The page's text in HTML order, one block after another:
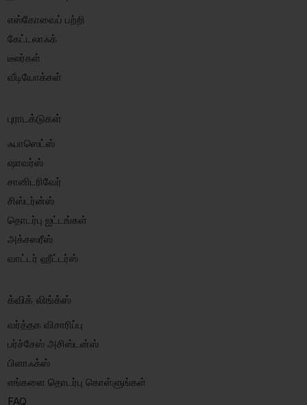
எஸ்கோவைப் பற்றி
கேட்டலாஃக்
டீலர்கள்
வீடியோக்கள்
புராடக்டுகள்
ஃபாஸெட்ஸ்
ஷாவர்ஸ்
சானிடரிவேர்
சிஸ்டர்ன்ஸ்
தொடர்பு ஐட்டங்கள்
அக்சஸரீஸ்
வாட்டர் ஹீட்டர்ஸ்
க்விக் லிங்க்ஸ்
வர்த்தக விசாரிப்பு
பர்ச்சேஸ் அசிஸ்டன்ஸ்
பிளாஃக்ஸ்
எங்களை தொடர்பு கொள்ளுங்கள்
FAQ